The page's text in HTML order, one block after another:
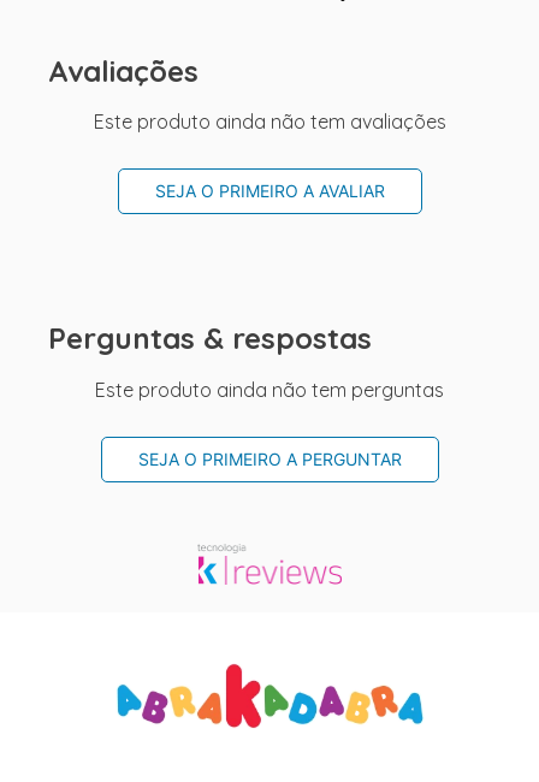
Avaliações
Este produto ainda não tem avaliações
SEJA O PRIMEIRO A AVALIAR
Perguntas & respostas
Este produto ainda não tem perguntas
SEJA O PRIMEIRO A PERGUNTAR